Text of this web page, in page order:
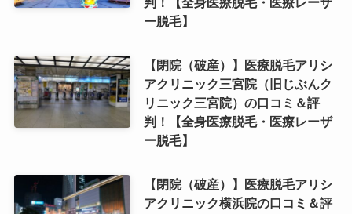
ー脱毛】
【閉院（破産）】医療脱毛アリシ
アクリニック三宮院（旧じぶんク
リニック三宮院）の口コミ＆評
判！【全身医療脱毛・医療レーザ
ー脱毛】
【閉院（破産）】医療脱毛アリシ
アクリニック横浜院の口コミ＆評